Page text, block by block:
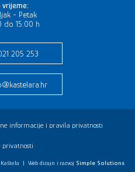
vrijeme:
- Petak
do 15:00 h
205 253
| Web dizajn i razvoj Simple Solutions
informacije i pravila privatnosti
privatnosti